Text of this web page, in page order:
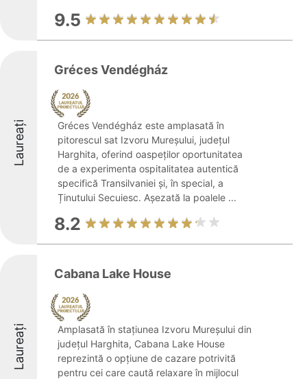
9.5
Laureați
Gréces Vendégház
Gréces Vendégház este amplasată în
pitorescul sat Izvoru Mureșului, județul
Harghita, oferind oaspeților oportunitatea
de a experimenta ospitalitatea autentică
specifică Transilvaniei și, în special, a
Ținutului Secuiesc. Așezată la poalele ...
8.2
Laureați
Cabana Lake House
Amplasată în stațiunea Izvoru Mureșului din
județul Harghita, Cabana Lake House
reprezintă o opțiune de cazare potrivită
pentru cei care caută relaxare în mijlocul